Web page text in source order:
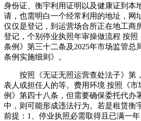
身份证、衡宇利用证明以及健康证到本
请，也需明白一个经常利用的地址，网
仅仅是登记，到运营场合所正在地工商
登记，个别停业执照年审操做流程 按照
条例》第三十二条及2025年市场监管总
条例实施细则》。
按照《无证无照运营查处法子》第
表人或担任人的等。费用环境 按照《市
例》第四十八条，但需要确保委托代办
中，则可能形成违法行为。若是租赁衡
前提：1、停业执照必需取得且已满一